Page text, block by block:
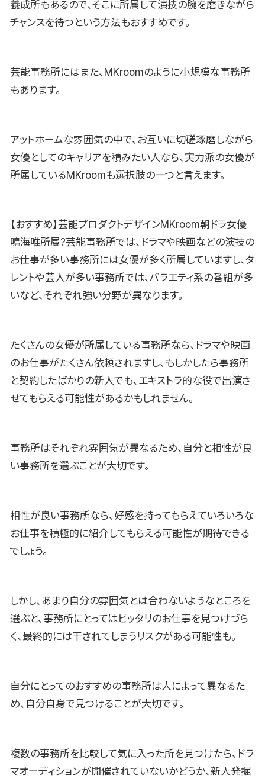
養成所もあるので、そこに所属して演技の腕を磨きながら
チャンスを待つという方法もおすすめです。
芸能事務所にはまた、MKroomのように小規模な事務所
もあります。
アットホームな雰囲気の中で、お互いに切磋琢磨しながら
女優としてのキャリアを積みたい人なら、実力派の女優が
所属しているMKroomも選択肢の一つと言えます。
【おすすめ】芸能プロダクトデザインMKroom朝ドラ女優
鳴海唯所属?芸能事務所では、ドラマや映画などの演技の
お仕事が多い事務所には女優が多く所属していますし、タ
レントや芸人が多い事務所では、バラエティ系の番組が多
いなど、それぞれ強い分野が異なります。
たくさんの女優が所属している事務所なら、ドラマや映画
のお仕事がたくさん依頼されますし、もしかしたら事務所
と契約したばかりの新人でも、エキストラ的な役で出演さ
せてもらえる可能性があるかもしれません。
事務所はそれぞれ雰囲気が異なるため、自分と相性が良
い事務所を選ぶことが大切です。
相性が良い事務所なら、好感を持ってもらえていろいろな
お仕事を積極的に紹介してもらえる可能性が期待できる
でしょう。
しかし、あまり自分の雰囲気とは合わないようなところを
選ぶと、事務所にとってはピッタリのお仕事を見つけづら
く、最終的には干されてしまうリスクがある可能性も。
自分にとってのおすすめの事務所は人によって異なるた
め、自分自身で見つけることが大切です。
複数の事務所を比較して気に入った所を見つけたら、ドラ
マオーディションが開催されていないかどうか、新人発掘